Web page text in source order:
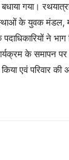
गया।
के युवक मंडल,
ने भाग
के समापन
एवं परिवार की